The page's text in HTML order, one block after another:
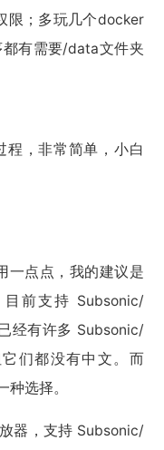
限；多玩几个docker
有需要/data文件夹
程，非常简单，小白
一点点，我的建议是
前支持 Sub­sonic/​
经有许多 Sub­sonic/​
们都没有中文。而
种选择。
器，支持 Sub­sonic/​